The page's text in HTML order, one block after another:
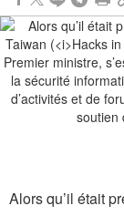
Alors qu’il était